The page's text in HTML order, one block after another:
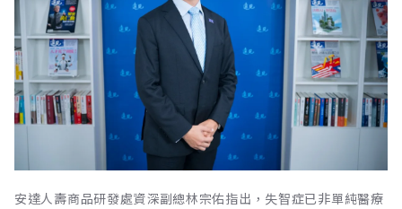
安達人壽商品研發處資深副總林宗佑指出，失智症已非單純醫療